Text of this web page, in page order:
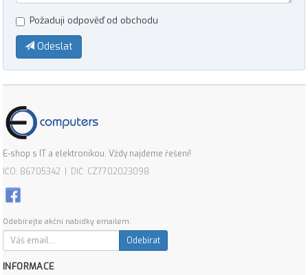
Požaduji odpověď od obchodu
Odeslat
E-shop s IT a elektronikou. Vždy najdeme řešení!
IČO: 86705342 | DIČ: CZ7702023098
Odebírejte akční nabídky emailem:
Odebírat
INFORMACE